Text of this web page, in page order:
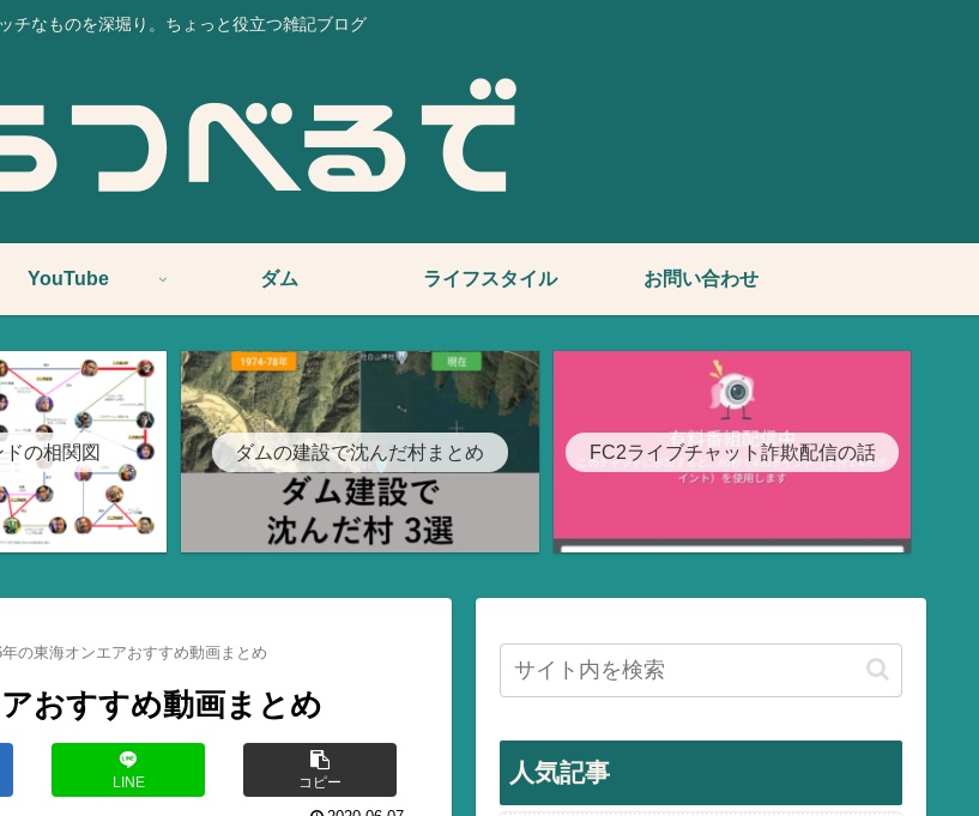
チなものを深堀り。ちょっと役立つ雑記ブログ
YouTube ダム ライフスタイル お問い合わせ
の相関図 ダムの建設で沈んだ村まとめ FC2ライブチャット詐欺配信の話
年の東海オンエアおすすめ動画まとめ
おすすめ動画まとめ
LINE コピー 人気記事